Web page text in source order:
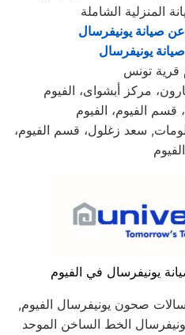
المنزلية الشاملة
صيانة يونيفرسال
يونيفرسال
قرية تونس
مركز أبشواى، الفيوم
قسم الفيوم، الفيوم
سعد زغلول، قسم الفيوم،
الفيوم
يونيفرسال في الفيوم
صحون يونيفرسال الفيوم,
الخط الساخن الموحد